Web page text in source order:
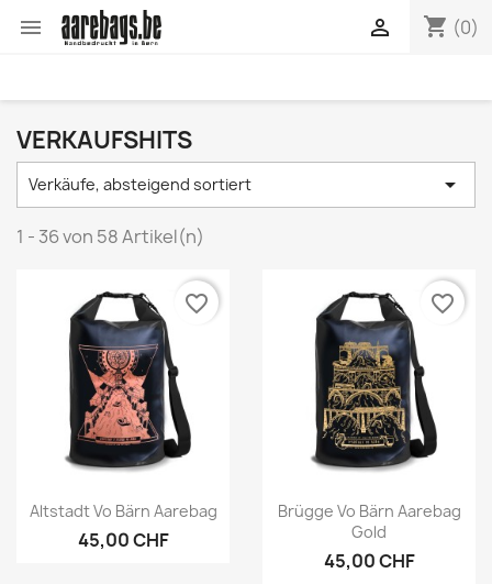
 shopping_cart (0)

VERKAUFSHITS
Verkäufe, absteigend sortiert 
1 - 36 von 58 Artikel(n)
Vorschau
Altstadt Vo Bärn Aarebag
45,00 CHF
favorite_border
Vorschau
Brügge Vo Bärn Aarebag
Gold
45,00 CHF
favorite_border